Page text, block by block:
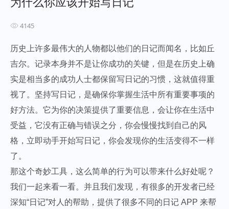
4145
历史上许多最伟大的人物都以他们的日记而闻名，比如丘
吉尔。记录本身并不是让你成功的关键，但是在历史上确
实是相当多的成功人士都保留写日记的习惯，这就值得重
视了。坚持写日记，是确保你掌握生活中所有重要事项的
好方法。它为你的决策提供了重要信息，会让你在生活中
受益，它没有正确与错误之分，你会慢慢找到自己的风
格，立即动手开始写日记，你会发现你的生活变得不一样
了。
那这个奇妙工具，这么简单的行为可以带来什么好处呢？
我们一起来看一看。并且我们发现，有很多的开发者已经
深知“日记”对人的帮助，提供了很多不同的日记 APP 来帮